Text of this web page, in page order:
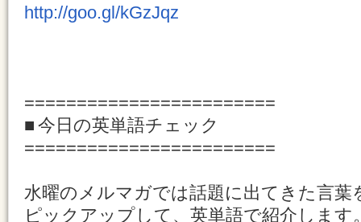
http://goo.gl/kGzJqz
========================
■ 今日の英単語チェック
========================
水曜のメルマガでは話題に出てきた言葉
ピックアップして、英単語で紹介します